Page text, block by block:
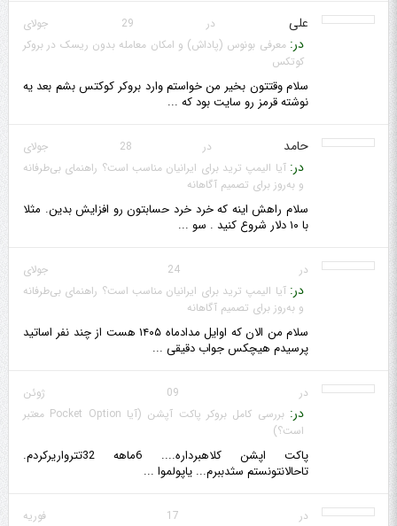
علی در 29 جولای
در:معرفی بونوس (پاداش) و امکان معامله بدون ریسک در بروکر
کوتکس
سلام وقتتون بخیر من خواستم وارد بروکر کوکتس بشم بعد یه
نوشته قرمز رو سایت بود که ...
حامد در 28 جولای
در:آیا الیمپ ترید برای ایرانیان مناسب است؟ راهنمای بی‌طرفانه
و به‌روز برای تصمیم آگاهانه
سلام راهش اینه که خرد خرد حسابتون رو افزایش بدین. مثلا
با ۱۰ دلار شروع کنید . سو ...
در 24 جولای
در:آیا الیمپ ترید برای ایرانیان مناسب است؟ راهنمای بی‌طرفانه
و به‌روز برای تصمیم آگاهانه
سلام من الان که اوایل مدادماه ۱۴۰۵ هست از چند نفر اساتید
پرسیدم هیچکس جواب دقیقی ...
در 09 ژوئن
در:
بررسی کامل بروکر پاکت آپشن (آیا Pocket Option معتبر
است؟)
پاکت اپشن کلاهبرداره.... 6ماهه 32تترواریرکردم.
تاحالانتونستم سثدببرم... یاپولموا ...
در 17 فوریه